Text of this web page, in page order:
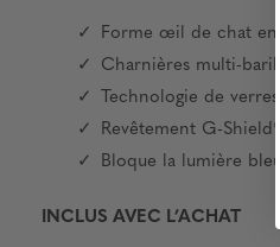
Forme œil de chat en
Charnières multi-
Technologie de
Revêtement G-
Bloque la lumière
INCLUS AVEC L’ACHAT